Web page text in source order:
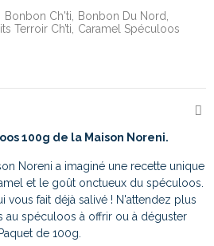
Bonbon Ch'ti
Bonbon Du Nord
Terroir Ch’ti
Caramel Spéculoos
100g de la Maison Noreni.
Noreni a imaginé une recette unique
et le goût onctueux du spéculoos.
vous fait déjà salivé ! N'attendez plus
au spéculoos à offrir ou à déguster
de 100g.